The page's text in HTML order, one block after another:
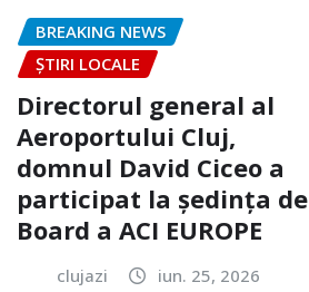
BREAKING NEWS
ȘTIRI LOCALE
Directorul general al
Aeroportului Cluj,
domnul David Ciceo a
participat la ședința de
Board a ACI EUROPE
clujazi iun. 25, 2026